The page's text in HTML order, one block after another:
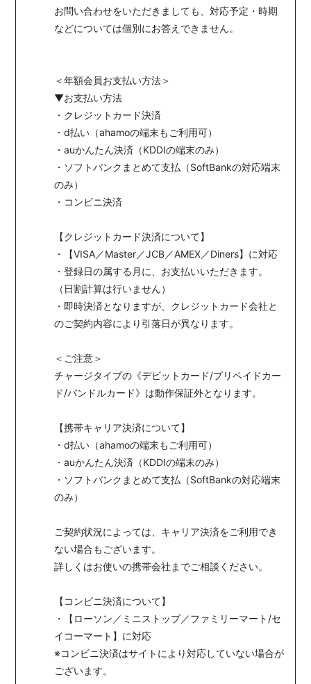
お問い合わせをいただきましても、対応予定・時期
などについては個別にお答えできません。
＜年額会員お支払い方法＞
▼お支払い方法
・クレジットカード決済
・d払い（ahamoの端末もご利用可）
・auかんたん決済（KDDIの端末のみ）
・ソフトバンクまとめて支払（SoftBankの対応端末
のみ）
・コンビニ決済
【クレジットカード決済について】
・【VISA／Master／JCB／AMEX／Diners】に対応
・登録日の属する月に、お支払いいただきます。
（日割計算は行いません）
・即時決済となりますが、クレジットカード会社と
のご契約内容により引落日が異なります。
＜ご注意＞
チャージタイプの《デビットカード/プリペイドカー
ド/バンドルカード》は動作保証外となります。
【携帯キャリア決済について】
・d払い（ahamoの端末もご利用可）
・auかんたん決済（KDDIの端末のみ）
・ソフトバンクまとめて支払（SoftBankの対応端末
のみ）
ご契約状況によっては、キャリア決済をご利用でき
ない場合もございます。
詳しくはお使いの携帯会社までご相談ください。
【コンビニ決済について】
・【ローソン／ミニストップ／ファミリーマート/セ
イコーマート】に対応
※コンビニ決済はサイトにより対応していない場合が
ございます。